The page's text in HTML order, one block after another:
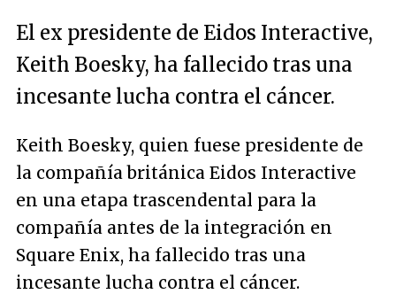
El ex presidente de Eidos Interactive,
Keith Boesky, ha fallecido tras una
incesante lucha contra el cáncer.
Keith Boesky, quien fuese presidente de
la compañía británica Eidos Interactive
en una etapa trascendental para la
compañía antes de la integración en
Square Enix, ha fallecido tras una
incesante lucha contra el cáncer.